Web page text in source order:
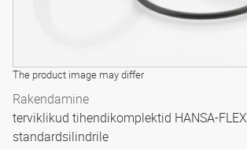
The product image may differ
Rakendamine
terviklikud tihendikomplektid HANSA-FLEX
standardsilindrile